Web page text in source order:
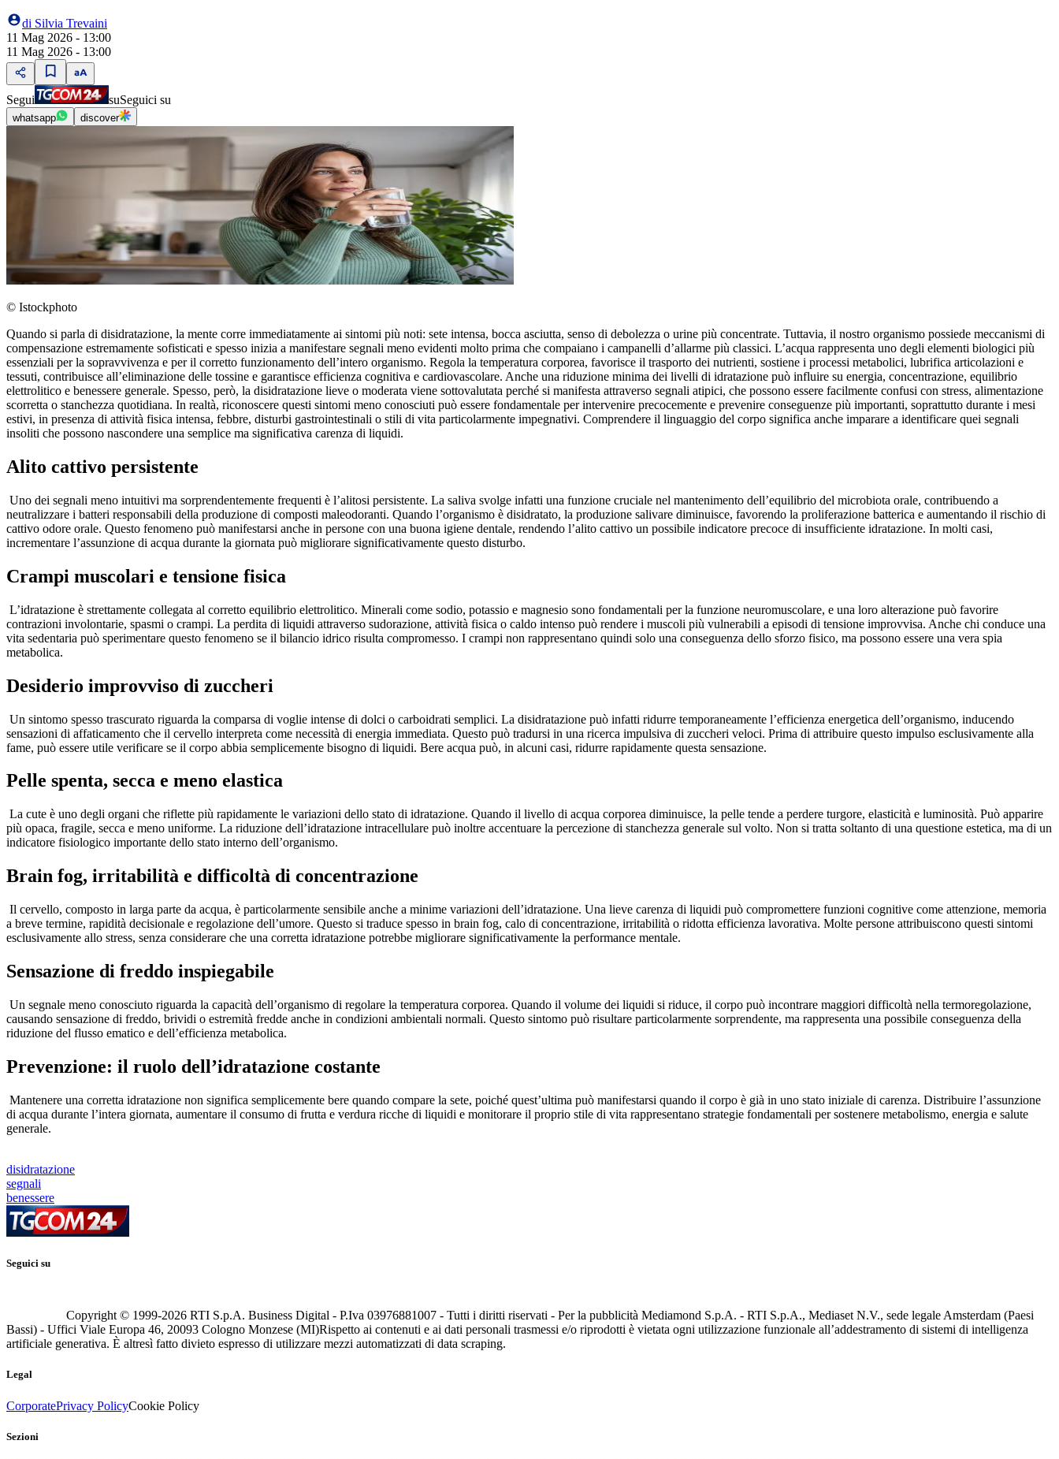
di Silvia Trevaini
11 Mag 2026 - 13:00
11 Mag 2026 - 13:00
Segui suSeguici su
whatsapp discover
© Istockphoto
Quando si parla di disidratazione, la mente corre immediatamente ai sintomi più noti: sete intensa, bocca asciutta, senso di debolezza o urine più concentrate. Tuttavia, il nostro organismo possiede meccanismi di
compensazione estremamente sofisticati e spesso inizia a manifestare segnali meno evidenti molto prima che compaiano i campanelli d’allarme più classici. L’acqua rappresenta uno degli elementi biologici più
essenziali per la sopravvivenza e per il corretto funzionamento dell’intero organismo. Regola la temperatura corporea, favorisce il trasporto dei nutrienti, sostiene i processi metabolici, lubrifica articolazioni e
tessuti, contribuisce all’eliminazione delle tossine e garantisce efficienza cognitiva e cardiovascolare. Anche una riduzione minima dei livelli di idratazione può influire su energia, concentrazione, equilibrio
elettrolitico e benessere generale. Spesso, però, la disidratazione lieve o moderata viene sottovalutata perché si manifesta attraverso segnali atipici, che possono essere facilmente confusi con stress, alimentazione
scorretta o stanchezza quotidiana. In realtà, riconoscere questi sintomi meno conosciuti può essere fondamentale per intervenire precocemente e prevenire conseguenze più importanti, soprattutto durante i mesi
estivi, in presenza di attività fisica intensa, febbre, disturbi gastrointestinali o stili di vita particolarmente impegnativi. Comprendere il linguaggio del corpo significa anche imparare a identificare quei segnali
insoliti che possono nascondere una semplice ma significativa carenza di liquidi.
Alito cattivo persistente
Uno dei segnali meno intuitivi ma sorprendentemente frequenti è l’alitosi persistente. La saliva svolge infatti una funzione cruciale nel mantenimento dell’equilibrio del microbiota orale, contribuendo a
neutralizzare i batteri responsabili della produzione di composti maleodoranti. Quando l’organismo è disidratato, la produzione salivare diminuisce, favorendo la proliferazione batterica e aumentando il rischio di
cattivo odore orale. Questo fenomeno può manifestarsi anche in persone con una buona igiene dentale, rendendo l’alito cattivo un possibile indicatore precoce di insufficiente idratazione. In molti casi,
incrementare l’assunzione di acqua durante la giornata può migliorare significativamente questo disturbo.
Crampi muscolari e tensione fisica
L’idratazione è strettamente collegata al corretto equilibrio elettrolitico. Minerali come sodio, potassio e magnesio sono fondamentali per la funzione neuromuscolare, e una loro alterazione può favorire
contrazioni involontarie, spasmi o crampi. La perdita di liquidi attraverso sudorazione, attività fisica o caldo intenso può rendere i muscoli più vulnerabili a episodi di tensione improvvisa. Anche chi conduce una
vita sedentaria può sperimentare questo fenomeno se il bilancio idrico risulta compromesso. I crampi non rappresentano quindi solo una conseguenza dello sforzo fisico, ma possono essere una vera spia
metabolica.
Desiderio improvviso di zuccheri
Un sintomo spesso trascurato riguarda la comparsa di voglie intense di dolci o carboidrati semplici. La disidratazione può infatti ridurre temporaneamente l’efficienza energetica dell’organismo, inducendo
sensazioni di affaticamento che il cervello interpreta come necessità di energia immediata. Questo può tradursi in una ricerca impulsiva di zuccheri veloci. Prima di attribuire questo impulso esclusivamente alla
fame, può essere utile verificare se il corpo abbia semplicemente bisogno di liquidi. Bere acqua può, in alcuni casi, ridurre rapidamente questa sensazione.
Pelle spenta, secca e meno elastica
La cute è uno degli organi che riflette più rapidamente le variazioni dello stato di idratazione. Quando il livello di acqua corporea diminuisce, la pelle tende a perdere turgore, elasticità e luminosità. Può apparire
più opaca, fragile, secca e meno uniforme. La riduzione dell’idratazione intracellulare può inoltre accentuare la percezione di stanchezza generale sul volto. Non si tratta soltanto di una questione estetica, ma di un
indicatore fisiologico importante dello stato interno dell’organismo.
Brain fog, irritabilità e difficoltà di concentrazione
Il cervello, composto in larga parte da acqua, è particolarmente sensibile anche a minime variazioni dell’idratazione. Una lieve carenza di liquidi può compromettere funzioni cognitive come attenzione, memoria
a breve termine, rapidità decisionale e regolazione dell’umore. Questo si traduce spesso in brain fog, calo di concentrazione, irritabilità o ridotta efficienza lavorativa. Molte persone attribuiscono questi sintomi
esclusivamente allo stress, senza considerare che una corretta idratazione potrebbe migliorare significativamente la performance mentale.
Sensazione di freddo inspiegabile
Un segnale meno conosciuto riguarda la capacità dell’organismo di regolare la temperatura corporea. Quando il volume dei liquidi si riduce, il corpo può incontrare maggiori difficoltà nella termoregolazione,
causando sensazione di freddo, brividi o estremità fredde anche in condizioni ambientali normali. Questo sintomo può risultare particolarmente sorprendente, ma rappresenta una possibile conseguenza della
riduzione del flusso ematico e dell’efficienza metabolica.
Prevenzione: il ruolo dell’idratazione costante
Mantenere una corretta idratazione non significa semplicemente bere quando compare la sete, poiché quest’ultima può manifestarsi quando il corpo è già in uno stato iniziale di carenza. Distribuire l’assunzione
di acqua durante l’intera giornata, aumentare il consumo di frutta e verdura ricche di liquidi e monitorare il proprio stile di vita rappresentano strategie fondamentali per sostenere metabolismo, energia e salute
generale.
disidratazione
segnali
benessere
Seguici su
Copyright © 1999-2026 RTI S.p.A. Business Digital - P.Iva 03976881007 - Tutti i diritti riservati - Per la pubblicità Mediamond S.p.A. - RTI S.p.A., Mediaset N.V., sede legale Amsterdam (Paesi
Bassi) - Uffici Viale Europa 46, 20093 Cologno Monzese (MI)Rispetto ai contenuti e ai dati personali trasmessi e/o riprodotti è vietata ogni utilizzazione funzionale all’addestramento di sistemi di intelligenza
artificiale generativa. È altresì fatto divieto espresso di utilizzare mezzi automatizzati di data scraping.
Legal
CorporatePrivacy PolicyCookie Policy
Sezioni